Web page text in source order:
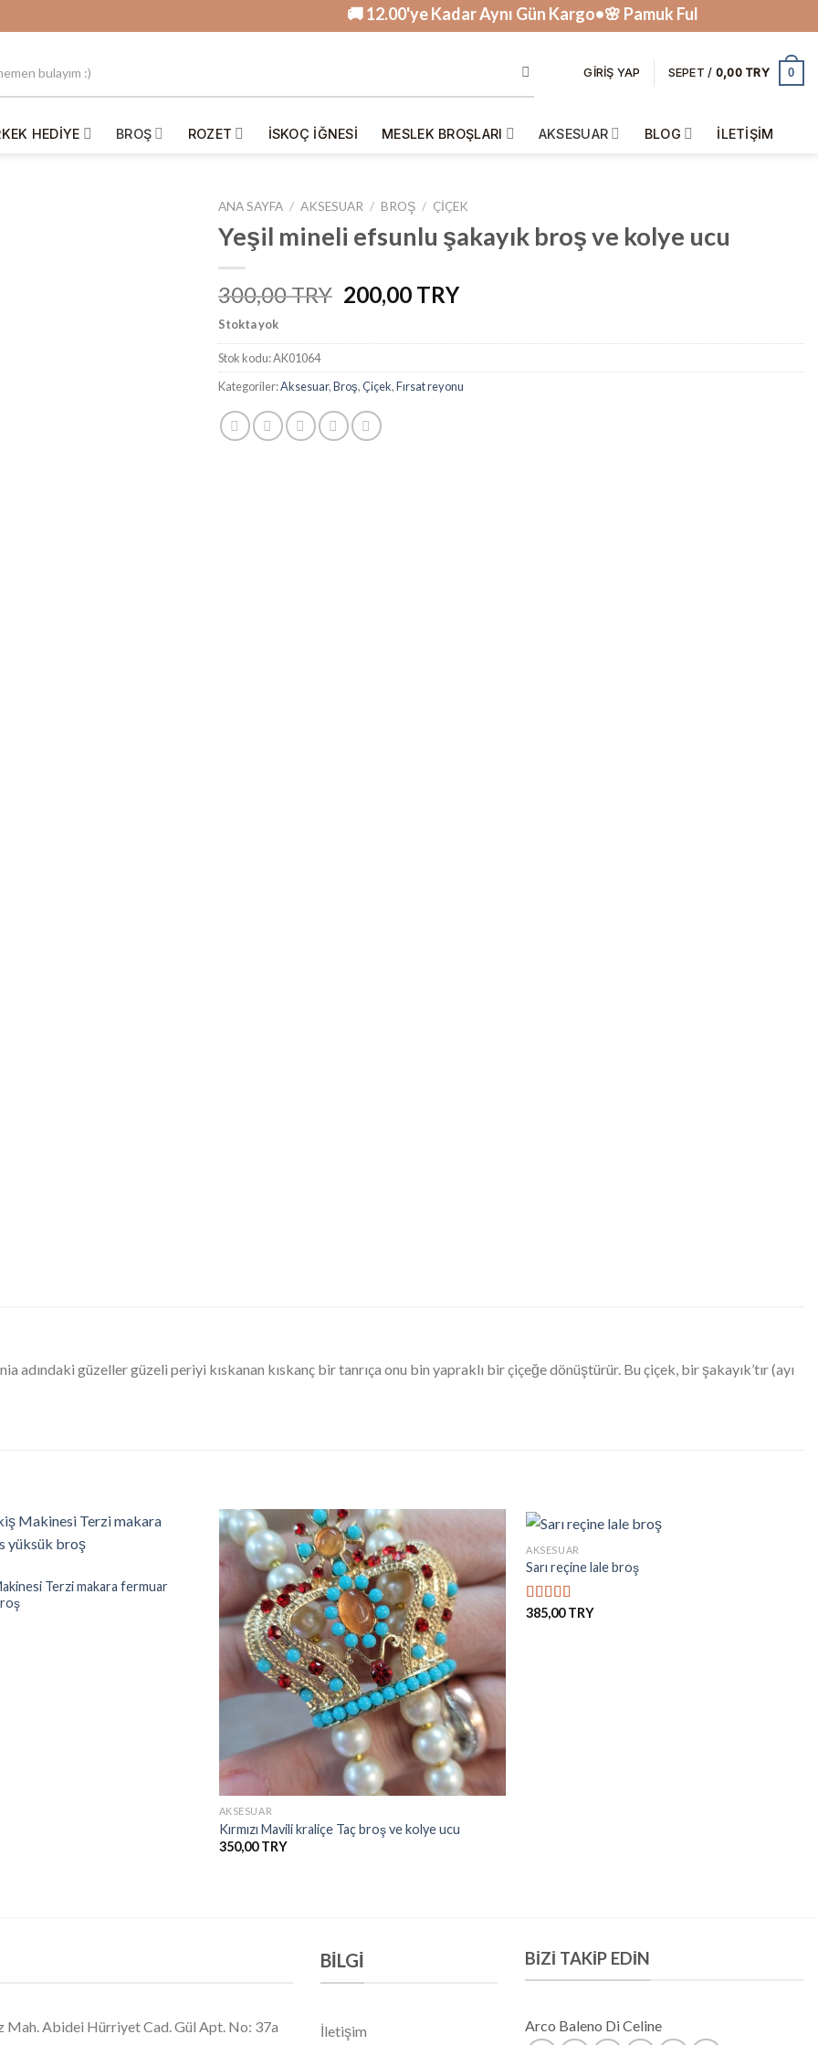
🚚 12.00'ye Kadar Aynı Gün Kargo•🌸 Pamuk Fularlar Tükenmek
GIRIŞ YAP SEPET / 0,00 0
HEDIYE BROŞ ROZET İSKOÇ IĞNESI MESLEK BROŞLARI AKSESUAR BLOG İLETIŞIM
ANA SAYFA / AKSESUAR / BROŞ / ÇIÇEK
Yeşil mineli efsunlu şakayık broş ve kolye ucu
300,00
Orijinal
fiyat:
₺300,00.
200,00
Şu
fiyat:
Stokta yok
Stok kodu:AK01064
Kategoriler:Aksesuar,Broş,Çiçek,Fırsat reyonu
adındaki güzeller güzeli periyi kıskanan kıskanç bir tanrıça onu bin yapraklı bir çiçeğe dönüştürür. Bu çiçek, bir şakayık’tır (ayı
İstek
Terzi makara fermuar
İstek
Listesine
Ekle
+
AKSESUAR
Kırmızı Mavili kraliçe Taç broş ve kolye ucu
350,00
AKSESUAR
Sarı reçine lale broş
5 üzerinden
385,00
Mah. Abidei Hürriyet Cad. Gül Apt. No: 37a
BILGI
İletişim
BIZI TAKIP EDIN
Arco Baleno Di Celine